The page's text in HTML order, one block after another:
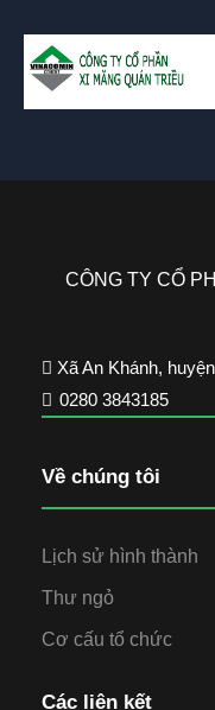
CÔNG TY CỔ
Xã An Khánh,
0280 3843185
Về chúng tôi
Lịch sử hình thành
Thư ngỏ
Cơ cấu tổ chức
Các liên kết